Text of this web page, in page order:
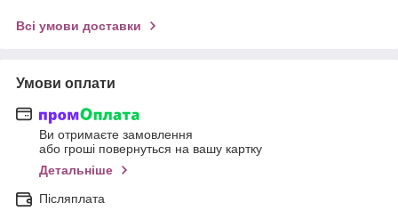
Всі умови доставки
Умови оплати
Ви отримаєте замовлення
або гроші повернуться на вашу картку
Детальніше
Післяплата